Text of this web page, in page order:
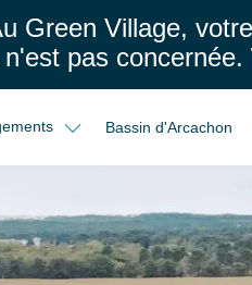
Green Village,
pas concernée.
Bassin d'Arcachon